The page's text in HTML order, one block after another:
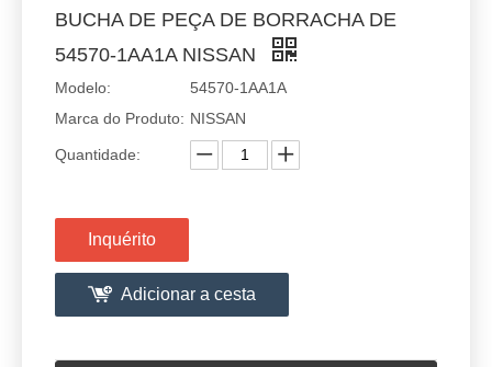
BUCHA DE PEÇA DE BORRACHA DE
54570-1AA1A NISSAN
Modelo:
54570-1AA1A
Marca do Produto: NISSAN
Quantidade:
Inquérito
Adicionar a cesta